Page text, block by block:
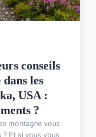
conseils
les
USA :
?
montagne vous
? Et si vous vous